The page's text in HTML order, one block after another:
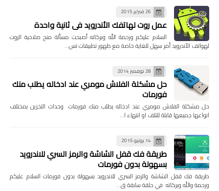
26 فبراير 2015
عمل روت لهاتفك الأندرويد في ثانية واحدة
السلام عليكم ورحمة الله وبركاته أصبحت مسألة منح صلاحية الروت
لهواتف الأندرويد أمر سهل للغاية خاصة مع ظهور تطبيقات تس…
28 نوفمبر 2014
حل مشكلة الفلاش مومري عند ادخاله يطلب منك
فورمات
حل مشكلة الفلاش مومري عند ادخاله يطلب منك فورمات وحدات التخزين بمختلف
انواعها جميعها قابلة للتلف او انتهاء ا…
14 يونيو 2015
طريقة فك قفل الشاشة والرمز السري للاندرويد
بسهولة بدون فورمات
طريقة فك قفل الشاشة والرمز السري للاندرويد بسهولة بدون فورمات السلام عليكم
ورحمة والله وبركاته في حلقة سابقة ق…